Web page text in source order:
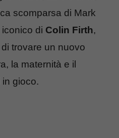
scomparsa di Mark
di Colin Firth,
trovare un nuovo
la maternità e il
in gioco.